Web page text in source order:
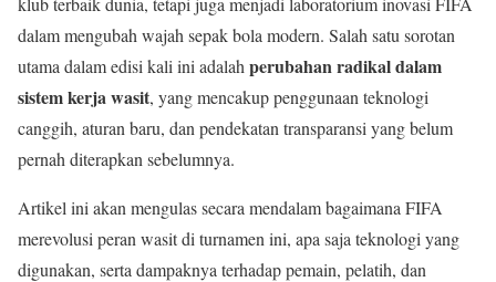
dalam mengubah wajah sepak bola modern. Salah satu sorotan
utama dalam edisi kali ini adalah perubahan radikal dalam
sistem kerja wasit, yang mencakup penggunaan teknologi
canggih, aturan baru, dan pendekatan transparansi yang belum
pernah diterapkan sebelumnya.
Artikel ini akan mengulas secara mendalam bagaimana FIFA
merevolusi peran wasit di turnamen ini, apa saja teknologi yang
digunakan, serta dampaknya terhadap pemain, pelatih, dan